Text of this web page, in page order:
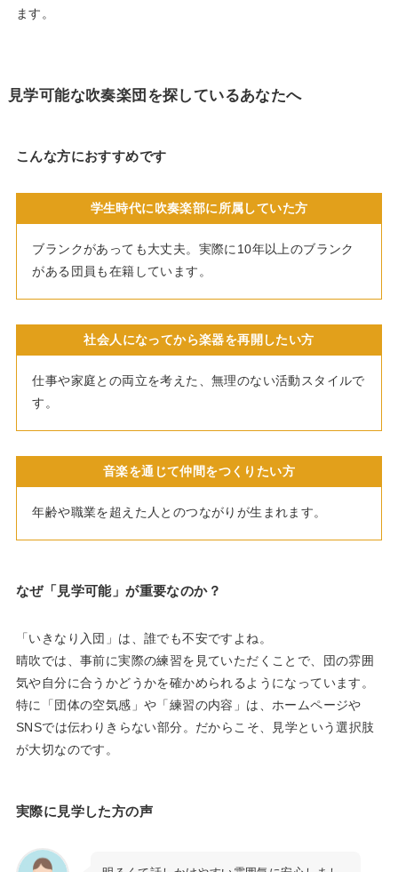
ます。
見学可能な吹奏楽団を探しているあなたへ
こんな方におすすめです
学生時代に吹奏楽部に所属していた方
ブランクがあっても大丈夫。実際に10年以上のブランク
がある団員も在籍しています。
社会人になってから楽器を再開したい方
仕事や家庭との両立を考えた、無理のない活動スタイルで
す。
音楽を通じて仲間をつくりたい方
年齢や職業を超えた人とのつながりが生まれます。
なぜ「見学可能」が重要なのか？
「いきなり入団」は、誰でも不安ですよね。
晴吹では、事前に実際の練習を見ていただくことで、団の雰囲
気や自分に合うかどうかを確かめられるようになっています。
特に「団体の空気感」や「練習の内容」は、ホームページや
SNSでは伝わりきらない部分。だからこそ、見学という選択肢
が大切なのです。
実際に見学した方の声